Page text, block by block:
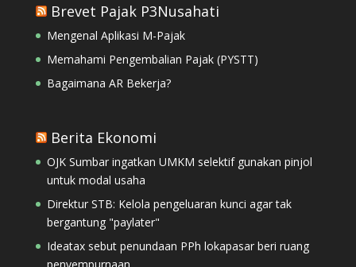
Brevet Pajak P3Nusahati
Mengenal Aplikasi M-Pajak
Memahami Pengembalian Pajak (PYSTT)
Bagaimana AR Bekerja?
Berita Ekonomi
OJK Sumbar ingatkan UMKM selektif gunakan pinjol
untuk modal usaha
Direktur STB: Kelola pengeluaran kunci agar tak
bergantung "paylater"
Ideatax sebut penundaan PPh lokapasar beri ruang